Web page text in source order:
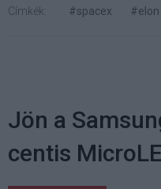
Címkék: #spacex #elon
Jön a
centis